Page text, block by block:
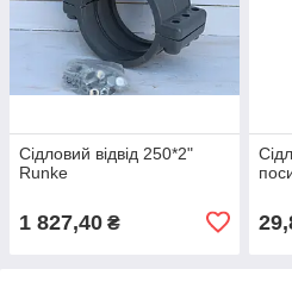
Сідловий відвід 250*2"
Runke
1 827,40 ₴